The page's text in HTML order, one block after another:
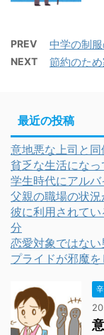
PREV 中学の制
NEXT 節約のため
最近の投稿
意地悪な上司と
貧乏な生活になっ
学生時代にアル
父親の職場の状
彼に利用されて
分
恋愛対象ではな
プライドが邪魔